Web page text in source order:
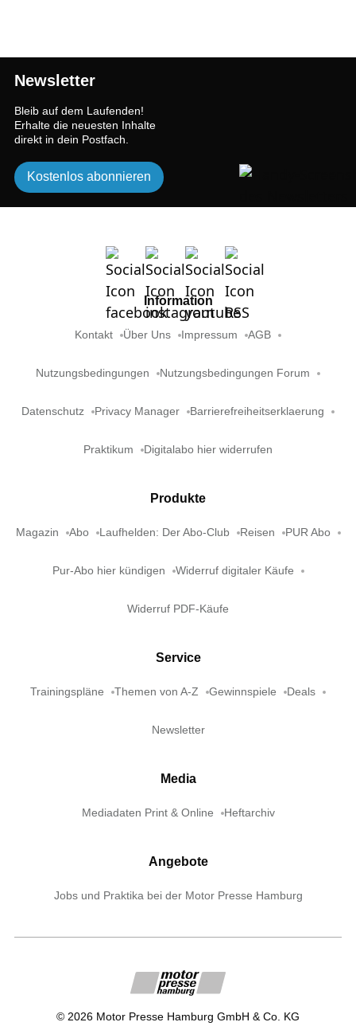
Newsletter
Bleib auf dem Laufenden!
Erhalte die neuesten Inhalte
direkt in dein Postfach.
Kostenlos abonnieren
Information
Kontakt Über Uns Impressum AGB
Nutzungsbedingungen Nutzungsbedingungen Forum
Datenschutz Privacy Manager Barrierefreiheitserklaerung
Praktikum Digitalabo hier widerrufen
Produkte
Magazin Abo Laufhelden: Der Abo-Club Reisen PUR Abo
Pur-Abo hier kündigen Widerruf digitaler Käufe
Widerruf PDF-Käufe
Service
Trainingspläne Themen von A-Z Gewinnspiele Deals
Newsletter
Media
Mediadaten Print & Online Heftarchiv
Angebote
Jobs und Praktika bei der Motor Presse Hamburg
© 2026 Motor Presse Hamburg GmbH & Co. KG